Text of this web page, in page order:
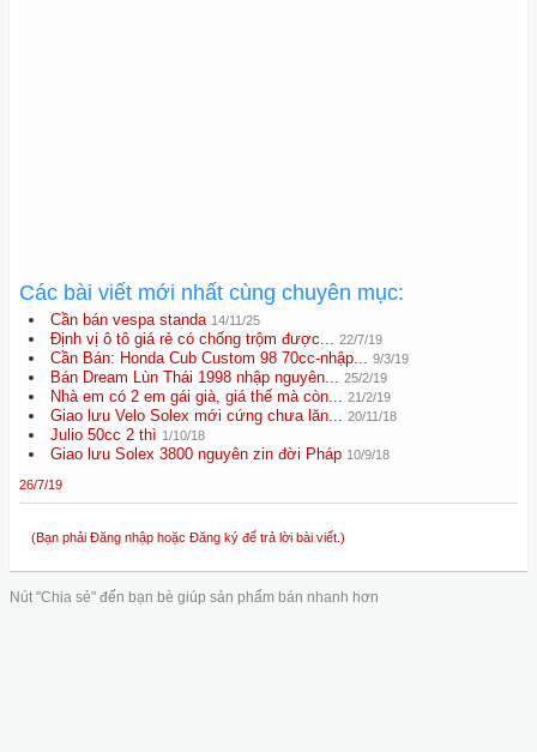
Các bài viết mới nhất cùng chuyên mục:
Cần bán vespa standa 14/11/25
Định vị ô tô giá rẻ có chống trộm được... 22/7/19
Cần Bán: Honda Cub Custom 98 70cc-nhập... 9/3/19
Bán Dream Lùn Thái 1998 nhập nguyên... 25/2/19
Nhà em có 2 em gái già, giá thế mà còn... 21/2/19
Giao lưu Velo Solex mới cứng chưa lăn... 20/11/18
Julio 50cc 2 thì 1/10/18
Giao lưu Solex 3800 nguyên zin đời Pháp 10/9/18
26/7/19
(Bạn phải Đăng nhập hoặc Đăng ký để trả lời bài viết.)
Nút "Chia sẻ" đến bạn bè giúp sản phẩm bán nhanh hơn